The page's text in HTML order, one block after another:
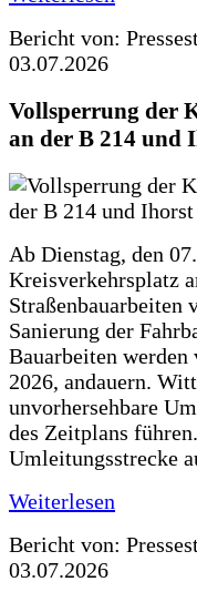
Bericht von:
03.07.2026
Vollsperrung der
an der B 214 und
Ab Dienstag, den
Kreisverkehrsplatz
Straßenbauarbeiten
Sanierung der
Bauarbeiten
2026, andauern.
unvorhersehbare
des Zeitplans
Umleitungsstrecke
Weiterlesen
Bericht von:
03.07.2026